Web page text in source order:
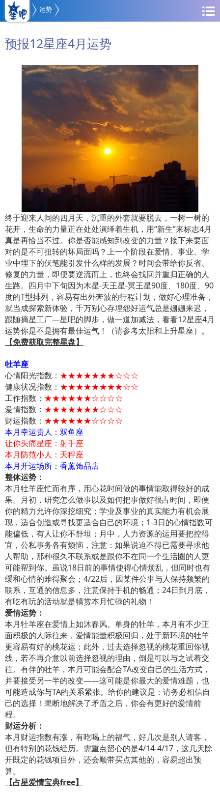
运势
预报12星座4月运势
终于迎来人间的四月天，沉重的外套就要脱去，一树一树的
花开，生命的力量正在处处演绎着生机，用“新生”来标志4月
真是再恰当不过。你是否能感知到改变的力量？接下来要面
对的是不可扭转的坏局面吗？上一个阶段在爱情、事业、学
业中埋下的伏笔能引发什么样的发展？时间会带给你反省、
修复的力量，即便要逆流而上，也终会找回并重归正确的人
生路。四月中下旬因为木星-天王星-冥王星90度、180度、90
度的T型排列，容易有出外奔波的行程计划，做好心理准备，
就当成探索新体验，千万别心存埋怨好运气总是姗姗来迟，
跟随摘星工厂—星吧的脚步，做一道加减法，看看12星座4月
运势你是不是拥有最佳运气！（请参考太阳和上升星座）。
【免费获取完整星盘】
牡羊座
心情阳光指数： ★★★★★★★☆☆☆
健康状况指数： ★★★★★★★★☆☆
工作指数： ★★★★★★☆☆☆☆
爱情指数： ★★★★★★★☆☆☆
财运指数： ★★★★★★☆☆☆☆
本月幸运贵人：双鱼座
让你头痛星座：射手座
本月防范小人：天秤座
本月开运场所：香薰饰品店
整体运势：
本月牡羊座忙而有序，用心花时间做的事情能取得较好的成
果。月初，研究怎么做事以及如何把事做好很占时间，即便
你的精力允许你深挖细究；学业及事业的真实能力有机会展
现，适合创造或寻找更适合自己的环境；1-3日的心情指数可
能偏低，有人让你不舒坦；月中，人力资源的运用要把控得
宜，公私事务各有烦恼，注意：如果说迫不得已需要寻求他
人帮助，那种很久不联系或是跟你不在同一个生活圈的人更
可能帮到你。虽说18日前的事情使得心情烦乱，但同时也有
缓和心情的难得聚会；4/22后，因某件公事与人保持频繁的
联系，互通的信息多，注意保持手机的畅通；24日到月底，
有吃有玩的活动就是犒赏本月忙碌的礼物！
爱情运势：
本月牡羊座在爱情上如沐春风。单身的牡羊，本月有不少正
面积极的人际往来，爱情能量积极回归，处于新环境的牡羊
更容易有好的桃花运；此外，过去选择忽视的桃花重回你视
线，若不再介意以前选择忽视的理由，倒是可以与之试着交
往。有伴的牡羊，本月可能会配合TA改变自己的生活方式，
并要接受另一半的改变——这可能是你最大的爱情难题，也
可能造成你与TA的关系紧张。给你的建议是：请务必相信自
己的选择！果断地解决了矛盾之后，你会有更好的爱情前
程。
财运分析：
本月财运指数有涨，有吃喝上的福气，好几次是别人请客，
但有特别的花钱经历。需重点留心的是4/14-4/17，这几天除
开既定的花钱项目外，还会顺带买点其他的，容易超出预
算。
【占星爱情宝典free】